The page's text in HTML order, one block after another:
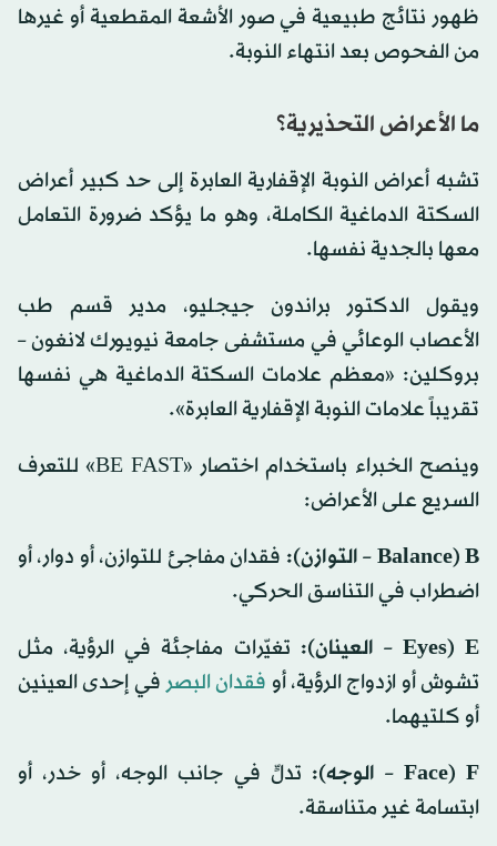
ظهور نتائج طبيعية في صور الأشعة المقطعية أو غيرها
من الفحوص بعد انتهاء النوبة.
ما الأعراض التحذيرية؟
تشبه أعراض النوبة الإقفارية العابرة إلى حد كبير أعراض
السكتة الدماغية الكاملة، وهو ما يؤكد ضرورة التعامل
معها بالجدية نفسها.
ويقول الدكتور براندون جيجليو، مدير قسم طب
الأعصاب الوعائي في مستشفى جامعة نيويورك لانغون –
بروكلين: «معظم علامات السكتة الدماغية هي نفسها
تقريباً علامات النوبة الإقفارية العابرة».
وينصح الخبراء باستخدام اختصار «BE FAST» للتعرف
السريع على الأعراض:
B (Balance – التوازن):
فقدان مفاجئ للتوازن، أو دوار، أو
اضطراب في التناسق الحركي.
E (Eyes – العينان):
تغيّرات مفاجئة في الرؤية، مثل
تشوش أو ازدواج الرؤية، أو فقدان البصر في إحدى العينين
أو كلتيهما.
F (Face – الوجه):
تدلٍّ في جانب الوجه، أو خدر، أو
ابتسامة غير متناسقة.